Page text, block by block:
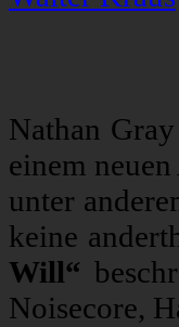
Nathan
einem
unter
keine
Will“
Noisecore,